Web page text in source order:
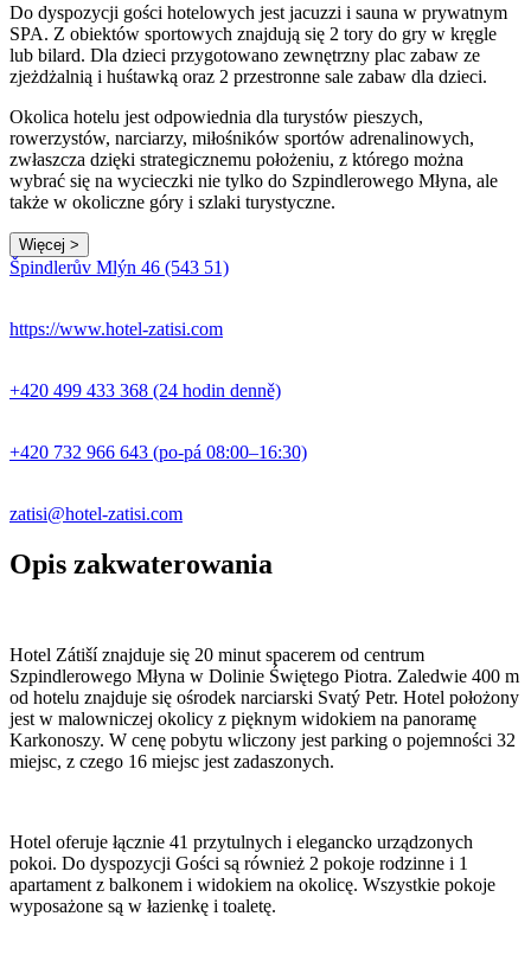
Do dyspozycji gości hotelowych jest jacuzzi i sauna w prywatnym
SPA. Z obiektów sportowych znajdują się 2 tory do gry w kręgle
lub bilard. Dla dzieci przygotowano zewnętrzny plac zabaw ze
zjeżdżalnią i huśtawką oraz 2 przestronne sale zabaw dla dzieci.
Okolica hotelu jest odpowiednia dla turystów pieszych,
rowerzystów, narciarzy, miłośników sportów adrenalinowych,
zwłaszcza dzięki strategicznemu położeniu, z którego można
wybrać się na wycieczki nie tylko do Szpindlerowego Młyna, ale
także w okoliczne góry i szlaki turystyczne.
Więcej >
−
Špindlerův Mlýn 46 (543 51)
https://www.hotel-zatisi.com
+420 499 433 368 (24 hodin denně)
+420 732 966 643 (po-pá 08:00–16:30)
zatisi@hotel-zatisi.com
Opis zakwaterowania
Hotel Zátiší znajduje się 20 minut spacerem od centrum
Szpindlerowego Młyna w Dolinie Świętego Piotra. Zaledwie 400 m
od hotelu znajduje się ośrodek narciarski Svatý Petr. Hotel położony
jest w malowniczej okolicy z pięknym widokiem na panoramę
Karkonoszy. W cenę pobytu wliczony jest parking o pojemności 32
miejsc, z czego 16 miejsc jest zadaszonych.
Hotel oferuje łącznie 41 przytulnych i elegancko urządzonych
pokoi. Do dyspozycji Gości są również 2 pokoje rodzinne i 1
apartament z balkonem i widokiem na okolicę. Wszystkie pokoje
wyposażone są w łazienkę i toaletę.